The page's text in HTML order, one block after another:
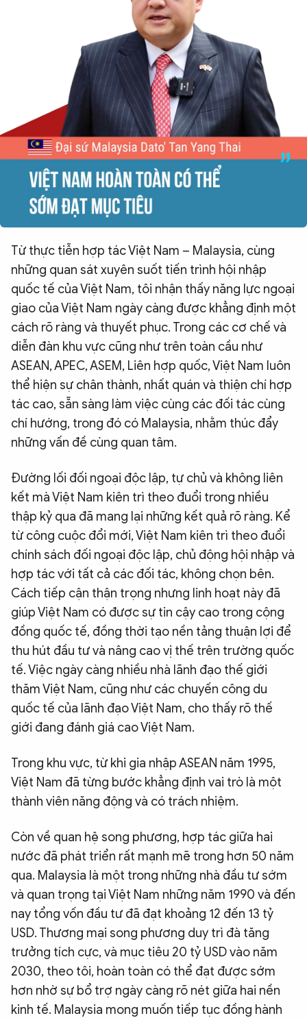
Từ thực tiễn hợp tác Việt Nam – Malaysia, cùng
những quan sát xuyên suốt tiến trình hội nhập
quốc tế của Việt Nam, tôi nhận thấy năng lực ngoại
giao của Việt Nam ngày càng được khẳng định một
cách rõ ràng và thuyết phục. Trong các cơ chế và
diễn đàn khu vực cũng như trên toàn cầu như
ASEAN, APEC, ASEM, Liên hợp quốc, Việt Nam luôn
thể hiện sự chân thành, nhất quán và thiện chí hợp
tác cao, sẵn sàng làm việc cùng các đối tác cùng
chí hướng, trong đó có Malaysia, nhằm thúc đẩy
những vấn đề cùng quan tâm.
Đường lối đối ngoại độc lập, tự chủ và không liên
kết mà Việt Nam kiên trì theo đuổi trong nhiều
thập kỷ qua đã mang lại những kết quả rõ ràng. Kể
từ công cuộc đổi mới, Việt Nam kiên trì theo đuổi
chính sách đối ngoại độc lập, chủ động hội nhập và
hợp tác với tất cả các đối tác, không chọn bên.
Cách tiếp cận thận trọng nhưng linh hoạt này đã
giúp Việt Nam có được sự tin cậy cao trong cộng
đồng quốc tế, đồng thời tạo nền tảng thuận lợi để
thu hút đầu tư và nâng cao vị thế trên trường quốc
tế. Việc ngày càng nhiều nhà lãnh đạo thế giới
thăm Việt Nam, cũng như các chuyến công du
quốc tế của lãnh đạo Việt Nam, cho thấy rõ thế
giới đang đánh giá cao Việt Nam.
Trong khu vực, từ khi gia nhập ASEAN năm 1995,
Việt Nam đã từng bước khẳng định vai trò là một
thành viên năng động và có trách nhiệm.
Còn về quan hệ song phương, hợp tác giữa hai
nước đã phát triển rất mạnh mẽ trong hơn 50 năm
qua. Malaysia là một trong những nhà đầu tư sớm
và quan trọng tại Việt Nam những năm 1990 và đến
nay tổng vốn đầu tư đã đạt khoảng 12 đến 13 tỷ
USD. Thương mại song phương duy trì đà tăng
trưởng tích cực, và mục tiêu 20 tỷ USD vào năm
2030, theo tôi, hoàn toàn có thể đạt được sớm
hơn nhờ sự bổ trợ ngày càng rõ nét giữa hai nền
kinh tế. Malaysia mong muốn tiếp tục đồng hành